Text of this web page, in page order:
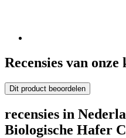
Recensies van onze
Dit product beoordelen
recensies in
Biologische Hafer